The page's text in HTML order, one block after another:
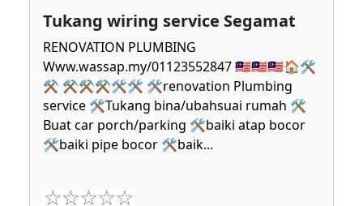
Tukang wiring service Segamat
RENOVATION PLUMBING
Www.wassap.my/01123552847 🇲🇾🇲🇾🇲🇾🏠🛠
⚒ ⚒⚒⚒🛠🛠 🛠renovation Plumbing
service 🛠Tukang bina/ubahsuai rumah 🛠
Buat car porch/parking 🛠baiki atap bocor
🛠baiki pipe bocor 🛠baik...